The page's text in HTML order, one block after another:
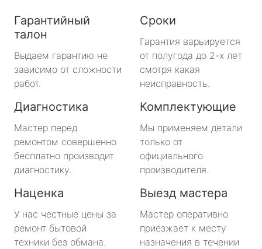
Гарантийный
талон
Выдаем гарантию не
зависимо от сложности
работ.
Сроки
Гарантия варьируется
от полугода до 2-х лет
смотря какая
неисправность.
Диагностика
Мастер перед
ремонтом совершенно
бесплатно производит
диагностику.
Комплектующие
Мы применяем детали
только от
официального
производителя.
Наценка
У нас честные цены за
ремонт бытовой
техники без обмана.
Выезд мастера
Мастер оперативно
приезжает к месту
назначения в течении